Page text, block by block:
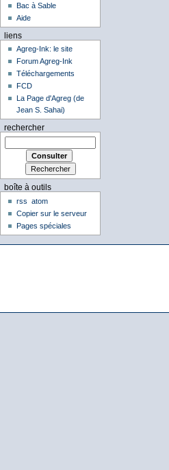
Bac à Sable
Aide
liens
Agreg-Ink: le site
Forum Agreg-Ink
Téléchargements
FCD
La Page d'Agreg (de
Jean S. Sahai)
rechercher
boîte à outils
rss
atom
Copier sur le serveur
Pages spéciales